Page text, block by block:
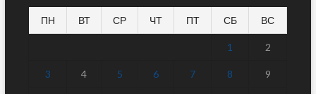
ПН ВТ СР ЧТ ПТ СБ ВС
1 2
3 4 5 6 7 8 9